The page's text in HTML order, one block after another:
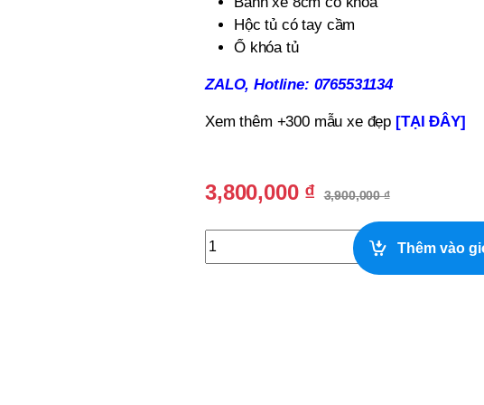
Hộc tủ có tay cầm
Ổ khóa tủ
ZALO, Hotline: 0765531134
Xem thêm +300 mẫu xe đẹp [TẠI ĐÂY]
3,800,000 ₫ 3,900,000₫
Xe Gỗ Bán Trà Sữa Nhỏ Gọn Đẹp quantity
Thêm vào